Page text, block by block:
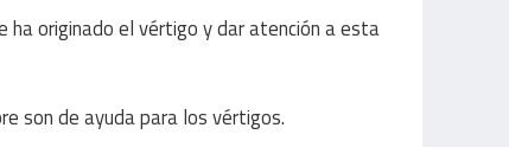
ha originado el vértigo y dar atención a esta
son de ayuda para los vértigos.